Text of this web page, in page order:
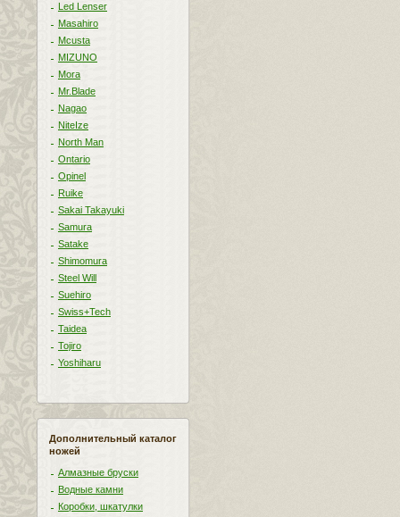
Led Lenser
Masahiro
Mcusta
MIZUNO
Mora
Mr.Blade
Nagao
NiteIze
North Man
Ontario
Opinel
Ruike
Sakai Takayuki
Samura
Satake
Shimomura
Steel Will
Suehiro
Swiss+Tech
Taidea
Tojiro
Yoshiharu
Дополнительный каталог
ножей
Алмазные бруски
Водные камни
Коробки, шкатулки